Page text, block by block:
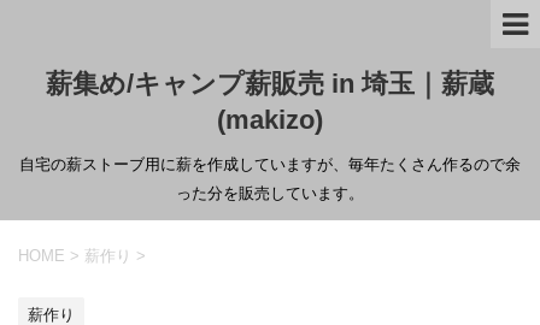
薪集め/キャンプ薪販売 in 埼玉｜薪蔵
(makizo)
自宅の薪ストーブ用に薪を作成していますが、毎年たくさん作るので余
った分を販売しています。
HOME > 薪作り >
薪作り